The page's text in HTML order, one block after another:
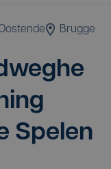
Brugge
Spelen